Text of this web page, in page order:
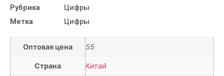
Рубрика
Цифры
Метка
Цифры
Оптовая цена 55
Страна Китай